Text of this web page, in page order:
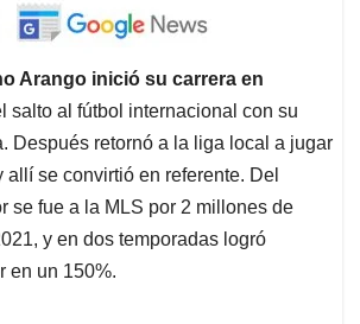
Arango inició su carrera en
salto al fútbol internacional con su
Después retornó a la liga local a jugar
allí se convirtió en referente. Del
se fue a la MLS por 2 millones de
y en dos temporadas logró
en un 150%.